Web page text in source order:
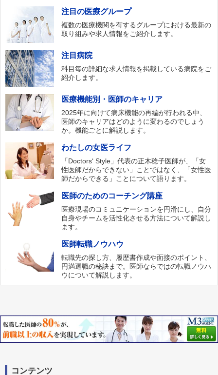
注目の医療グループ
複数の医療機関を有するグループにおける最新の
取り組みや求人情報をご紹介します。
注目病院
科目毎の詳細な求人情報を掲載している病院をご
紹介します。
医療機能別・医師のキャリア
2025年に向けて病床機能の再編が行われる中、
医師のキャリアはどのように変わるのでしょう
か。機能ごとに解説します。
わたしの女医ライフ
「Doctors‘ Style」代表の正木稔子医師が、「女
性医師だからできない」ことではなく、「女性医
師だからできる」ことについて語ります。
医師のためのコーチング講座
医療現場のコミュニケーションを円滑にし、自分
自身やチームを活性化させる方法について解説し
ます。
医師転職ノウハウ
転職先の探し方、履歴書作成や面接のポイント、
円満退職の秘訣まで。医師ならではの転職ノウハ
ウについて解説します。
コンテンツ